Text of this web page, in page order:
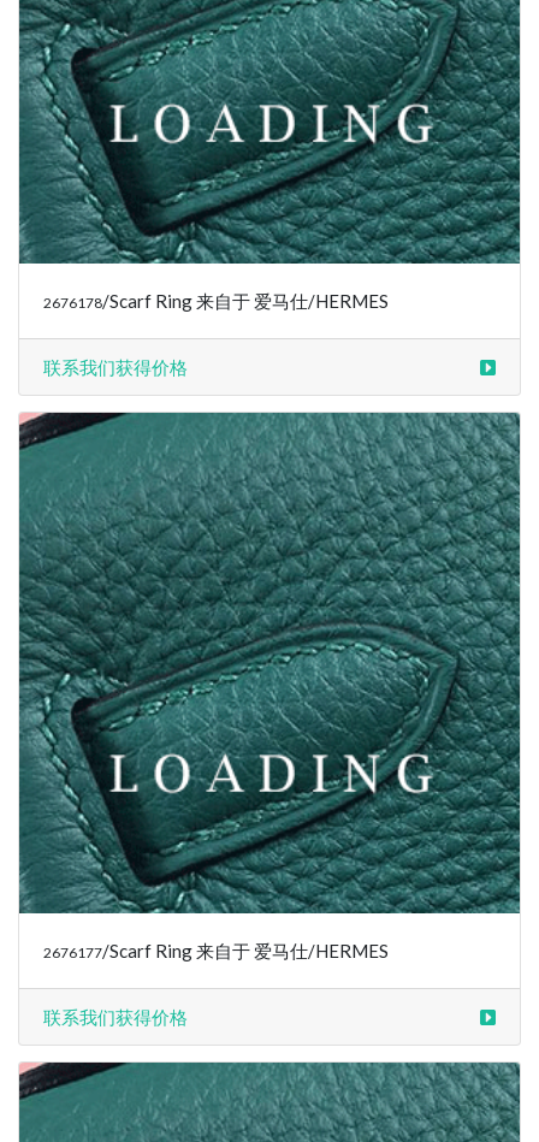
2676178/Scarf Ring 来自于 爱马仕/HERMES
联系我们获得价格
2676177/Scarf Ring 来自于 爱马仕/HERMES
联系我们获得价格